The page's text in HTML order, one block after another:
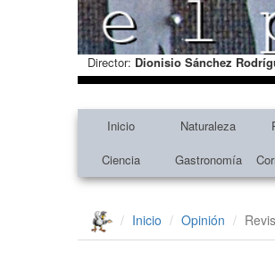
Director: Dionisio Sánchez
Inicio Naturaleza
Ciencia
Gastronomía
Inicio Opinión